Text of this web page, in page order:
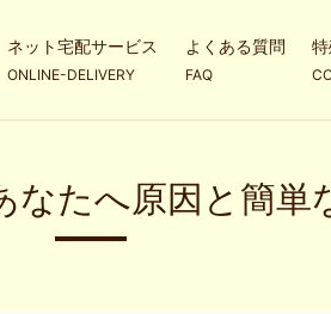
ネット宅配サービス
ONLINE-DELIVERY
よくある質問
FAQ
たへ原因と簡単